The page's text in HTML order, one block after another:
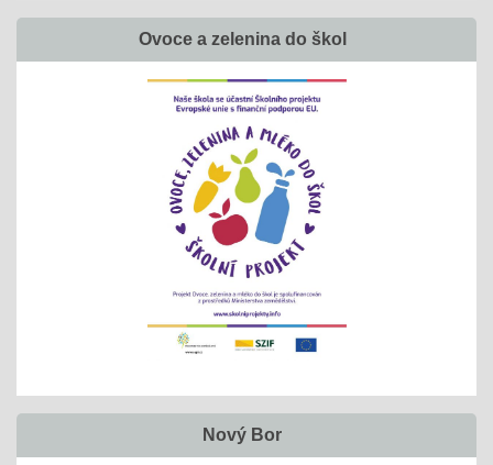
Ovoce a zelenina do škol
Nový Bor